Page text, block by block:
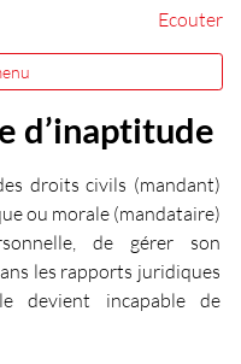
Ecouter
d’inaptitude
droits civils (mandant)
ou morale (mandataire)
de gérer son
les rapports juridiques
devient incapable de